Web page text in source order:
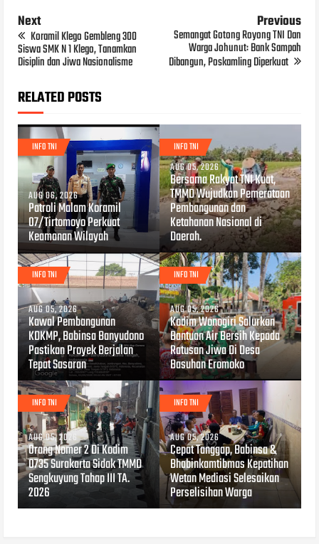
Next
Koramil Klego Gembleng 300
Siswa SMK N 1 Klego, Tanamkan
Disiplin dan Jiwa Nasionalisme
Previous
Semangat Gotong Royong TNI Dan
Warga Johunut: Bank Sampah
Dibangun, Poskamling Diperkuat
RELATED POSTS
INFO TNI
AUG 06, 2026
Patroli Malam Koramil
07/Tirtomoyo Perkuat
Keamanan Wilayah
INFO TNI
AUG 05, 2026
Bersama Rakyat TNI Kuat,
TMMD Wujudkan Pemerataan
Pembangunan dan
Ketahanan Nasional di
Daerah.
INFO TNI
AUG 05, 2026
Kawal Pembangunan
KDKMP, Babinsa Banyudono
Pastikan Proyek Berjalan
Tepat Sasaran
INFO TNI
AUG 05, 2026
Kodim Wonogiri Salurkan
Bantuan Air Bersih Kepada
Ratusan Jiwa Di Desa
Basuhan Eromoko
INFO TNI
AUG 05, 2026
Orang Nomer 2 Di Kodim
0735 Surakarta Sidak TMMD
Sengkuyung Tahap III TA.
2026
INFO TNI
AUG 05, 2026
Cepat Tanggap, Babinsa &
Bhabinkamtibmas Kepatihan
Wetan Mediasi Selesaikan
Perselisihan Warga